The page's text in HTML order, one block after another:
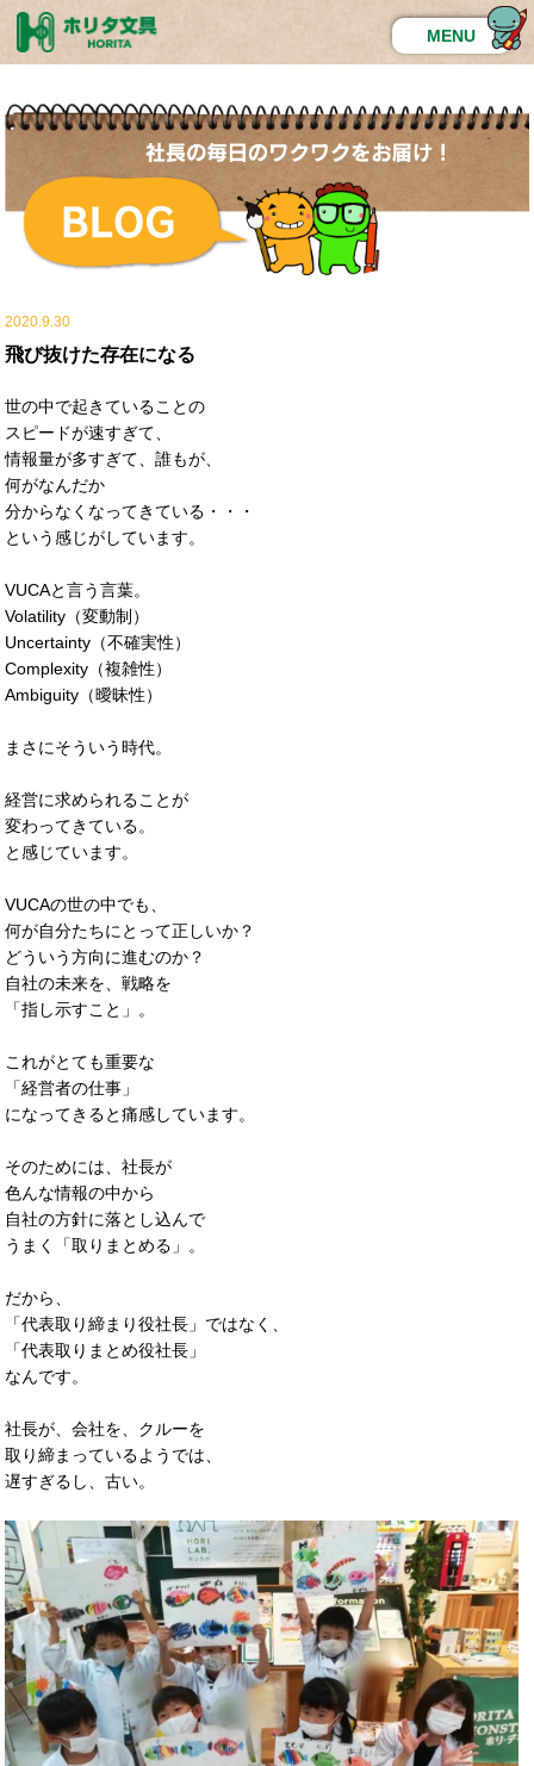
MENU
2020.9.30
飛び抜けた存在になる
世の中で起きていることの
スピードが速すぎて、
情報量が多すぎて、誰もが、
何がなんだか
分からなくなってきている・・・
という感じがしています。
VUCAと言う言葉。
Volatility（変動制）
Uncertainty（不確実性）
Complexity（複雑性）
Ambiguity（曖昧性）
まさにそういう時代。
経営に求められることが
変わってきている。
と感じています。
VUCAの世の中でも、
何が自分たちにとって正しいか？
どういう方向に進むのか？
自社の未来を、戦略を
「指し示すこと」。
これがとても重要な
「経営者の仕事」
になってきると痛感しています。
そのためには、社長が
色んな情報の中から
自社の方針に落とし込んで
うまく「取りまとめる」。
だから、
「代表取り締まり役社長」ではなく、
「代表取りまとめ役社長」
なんです。
社長が、会社を、クルーを
取り締まっているようでは、
遅すぎるし、古い。